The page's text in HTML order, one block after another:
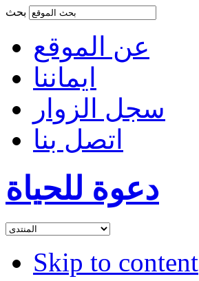
عن الموقع
ايماننا
سجل الزوار
اتصل بنا
دعوة للحياة
Skip to content